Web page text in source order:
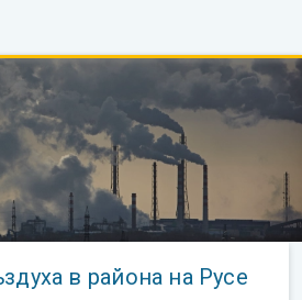
в района на Русе